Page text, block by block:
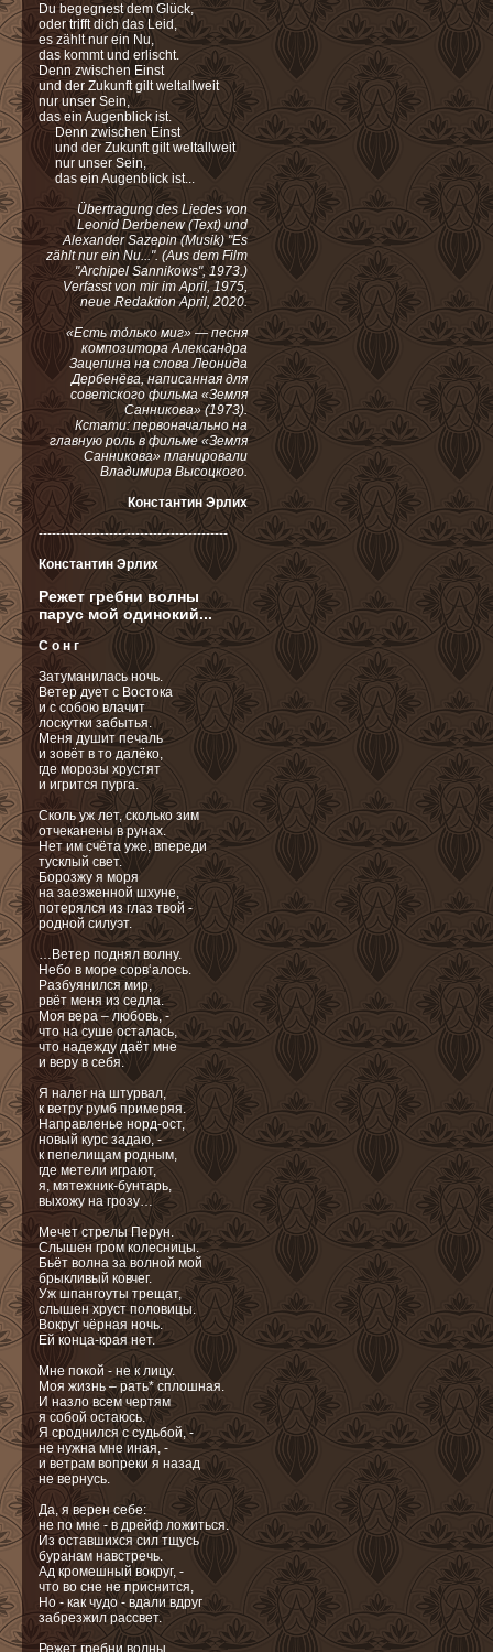
Du begegnest dem Glück,
oder trifft dich das Leid,
es zählt nur ein Nu,
das kommt und erlischt.
Denn zwischen Einst
und der Zukunft gilt weltallweit
nur unser Sein,
das ein Augenblick ist.
Denn zwischen Einst
und der Zukunft gilt weltallweit
nur unser Sein,
das ein Augenblick ist...
Übertragung des Liedes von
Leonid Derbenew (Text) und
Alexander Sazepin (Musik) "Es
zählt nur ein Nu...". (Aus dem Film
"Archipel Sannikows", 1973.)
Verfasst von mir im April, 1975,
neue Redaktion April, 2020.
«Есть то́лько миг» — песня
композитора Александра
Зацепина на слова Леонида
Дербенёва, написанная для
советского фильма «Земля
Санникова» (1973).
Кстати: первоначально на
главную роль в фильме «Земля
Санникова» планировали
Владимира Высоцкого.
Константин Эрлих
-------------------------------------------
Константин Эрлих
Режет гребни волны
парус мой одинокий...
С о н г
Затуманилась ночь.
Ветер дует с Востока
и с собою влачит
лоскутки забытья.
Меня душит печаль
и зовёт в то далёко,
где морозы хрустят
и игрится пурга.
Сколь уж лет, сколько зим
отчеканены в рунах.
Нет им счёта уже, впереди
тусклый свет.
Борозжу я моря
на заезженной шхуне,
потерялся из глаз твой -
родной силуэт.
…Ветер поднял волну.
Небо в море сорв‘алось.
Разбуянился мир,
рвёт меня из седла.
Моя вера – любовь, -
что на суше осталась,
что надежду даёт мне
и веру в себя.
Я налег на штурвал,
к ветру румб примеряя.
Направленье норд-ост,
новый курс задаю, -
к пепелищам родным,
где метели играют,
я, мятежник-бунтарь,
выхожу на грозу…
Мечет стрелы Перун.
Слышен гром колесницы.
Бьёт волна за волной мой
брыкливый ковчег.
Уж шпангоуты трещат,
слышен хруст половицы.
Вокруг чёрная ночь.
Ей конца-края нет.
Мне покой - не к лицу.
Моя жизнь – рать* сплошная.
И назло всем чертям
я собой остаюсь.
Я сроднился с судьбой, -
не нужна мне иная, -
и ветрам вопреки я назад
не вернусь.
Да, я верен себе:
не по мне - в дрейф ложиться.
Из оставшихся сил тщусь
буранам навстречь.
Ад кромешный вокруг, -
что во сне не приснится,
Но - как чудо - вдали вдруг
забрезжил рассвет.
Режет гребни волны